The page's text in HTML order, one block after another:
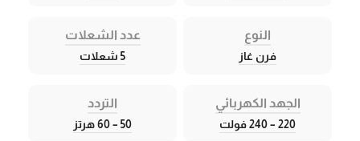
النوع
فرن غاز
عدد الشعلات
5 شعلات
الجهد الكهربائي
220 – 240 فولت
التردد
50 – 60 هرتز